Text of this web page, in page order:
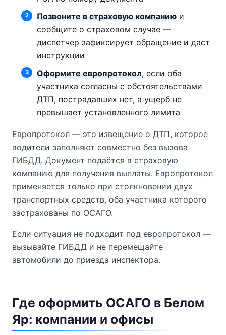
Позвоните в страховую компаниюи
сообщите о страховом случае —
диспетчер зафиксирует обращение и даст
инструкции
Оформите европротокол, если оба
участника согласны с обстоятельствами
ДТП, пострадавших нет, а ущерб не
превышает установленного лимита
Европротокол — это извещение о ДТП, которое
водители заполняют совместно без вызова
ГИБДД. Документ подаётся в страховую
компанию для получения выплаты. Европротокол
применяется только при столкновении двух
транспортных средств, оба участника которого
застрахованы по ОСАГО.
Если ситуация не подходит под европротокол —
вызывайте ГИБДД и не перемещайте
автомобили до приезда инспектора.
Где оформить ОСАГО в Белом
Яр: компании и офисы